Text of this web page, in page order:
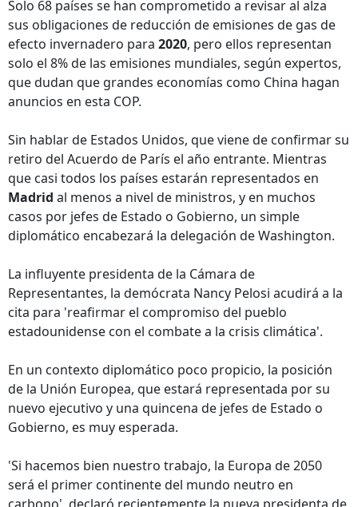
Solo 68 países se han comprometido a revisar al alza
sus obligaciones de reducción de emisiones de gas de
efecto invernadero para 2020, pero ellos representan
solo el 8% de las emisiones mundiales, según expertos,
que dudan que grandes economías como China hagan
anuncios en esta COP.
Sin hablar de Estados Unidos, que viene de confirmar su
retiro del Acuerdo de París el año entrante. Mientras
que casi todos los países estarán representados en
Madrid al menos a nivel de ministros, y en muchos
casos por jefes de Estado o Gobierno, un simple
diplomático encabezará la delegación de Washington.
La influyente presidenta de la Cámara de
Representantes, la demócrata Nancy Pelosi acudirá a la
cita para 'reafirmar el compromiso del pueblo
estadounidense con el combate a la crisis climática'.
En un contexto diplomático poco propicio, la posición
de la Unión Europea, que estará representada por su
nuevo ejecutivo y una quincena de jefes de Estado o
Gobierno, es muy esperada.
'Si hacemos bien nuestro trabajo, la Europa de 2050
será el primer continente del mundo neutro en